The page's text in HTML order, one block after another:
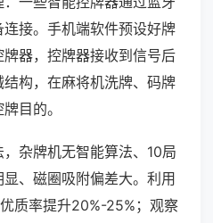
接。手机端软件预设好牌
器，控牌器接收到信号后
构，在麻将机洗牌、码牌
目的。
杂牌机无智能算法、10局
、磁圈吸附偏差大。利用
质率提升20%-25%；观察